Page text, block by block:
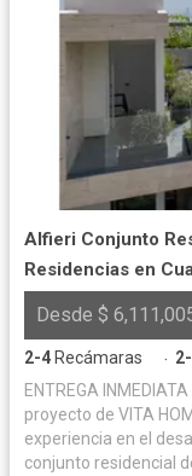
Alfieri Conjunto
Residencias en
Desde $
2-4 Recámaras ·
ENTREGA INMEDIATA Descubre ALFIERI, el nuevo y exitoso
proyecto de VITA
experiencia en el
conjunto residencial